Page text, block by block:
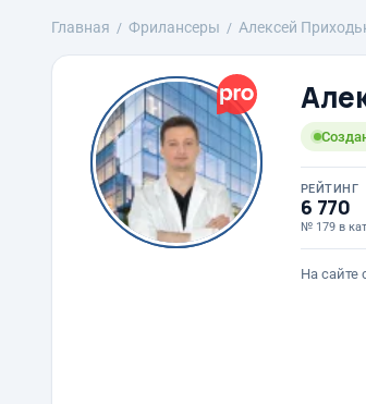
Главная Фрилансеры Алексей
РЕЙТИНГ
6 770
№ 179 в
На сайте